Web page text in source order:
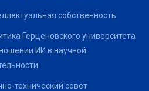
собственность
Герценовского университета
ИИ в научной
технический совет